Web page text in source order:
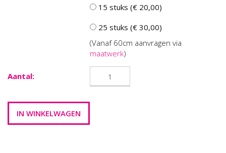
15 stuks (€ 20,00)
25 stuks (€ 30,00)
(Vanaf 60cm aanvragen via
maatwerk)
Aantal: